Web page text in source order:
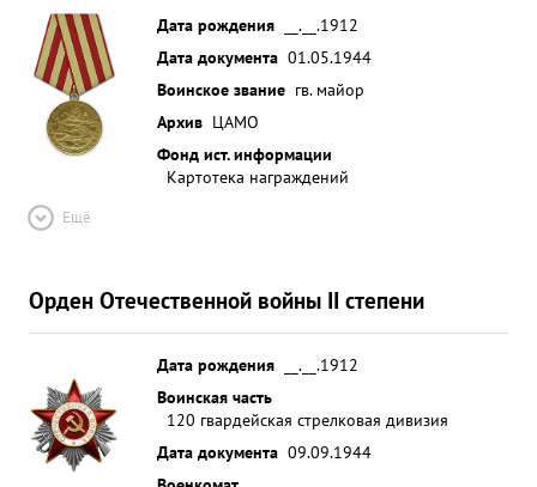
гвардейской Красноз наменной дисципления ...»
Дата рождения
__.__.1912
Дата документа 01.05.1944
Воинское звание гв. майор
Архив ЦАМО
Фонд ист. информации
Картотека награждений
Ещё
Орден Отечественной войны II степени
Дата рождения
__.__.1912
Воинская часть
120 гвардейская стрелковая дивизия
Дата документа 09.09.1944